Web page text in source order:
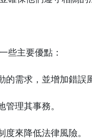
些主要優點：
需求，並增加錯誤
理其事務。
來降低法律風險。